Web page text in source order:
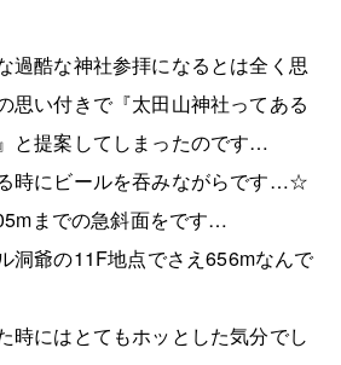
過酷な神社参拝になるとは全く思
思い付きで『太田山神社ってある
と提案してしまったのです…
時にビールを吞みながらです…☆
までの急斜面をです…
洞爺の11F地点でさえ656mなんで
時にはとてもホッとした気分でし